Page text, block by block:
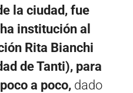
la ciudad, fue
institución al
Rita Bianchi
de Tanti), para
a poco, dado